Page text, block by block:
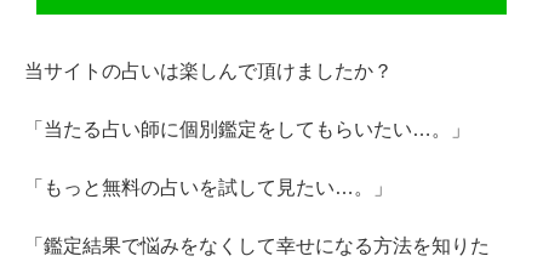
当サイトの占いは楽しんで頂けましたか？
「当たる占い師に個別鑑定をしてもらいたい…。」
「もっと無料の占いを試して見たい…。」
「鑑定結果で悩みをなくして幸せになる方法を知りた